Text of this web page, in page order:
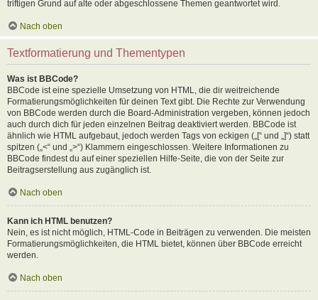
triftigen Grund auf alte oder abgeschlossene Themen geantwortet wird.
Nach oben
Textformatierung und Thementypen
Was ist BBCode?
BBCode ist eine spezielle Umsetzung von HTML, die dir weitreichende
Formatierungsmöglichkeiten für deinen Text gibt. Die Rechte zur Verwendung
von BBCode werden durch die Board-Administration vergeben, können jedoch
auch durch dich für jeden einzelnen Beitrag deaktiviert werden. BBCode ist
ähnlich wie HTML aufgebaut, jedoch werden Tags von eckigen („[“ und „]“) statt
spitzen („<“ und „>“) Klammern eingeschlossen. Weitere Informationen zu
BBCode findest du auf einer speziellen Hilfe-Seite, die von der Seite zur
Beitragserstellung aus zugänglich ist.
Nach oben
Kann ich HTML benutzen?
Nein, es ist nicht möglich, HTML-Code in Beiträgen zu verwenden. Die meisten
Formatierungsmöglichkeiten, die HTML bietet, können über BBCode erreicht
werden.
Nach oben